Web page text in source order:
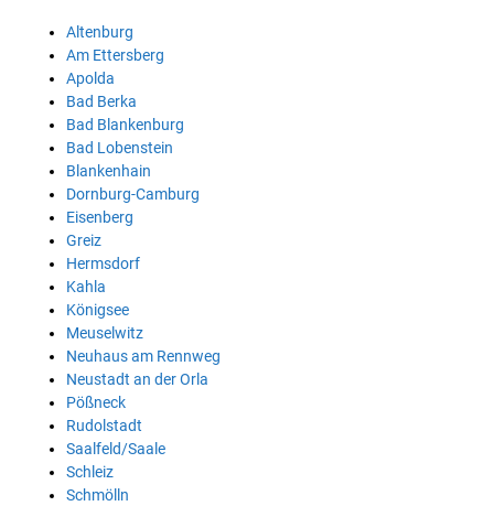
Altenburg
Am Ettersberg
Apolda
Bad Berka
Bad Blankenburg
Bad Lobenstein
Blankenhain
Dornburg-Camburg
Eisenberg
Greiz
Hermsdorf
Kahla
Königsee
Meuselwitz
Neuhaus am Rennweg
Neustadt an der Orla
Pößneck
Rudolstadt
Saalfeld/Saale
Schleiz
Schmölln